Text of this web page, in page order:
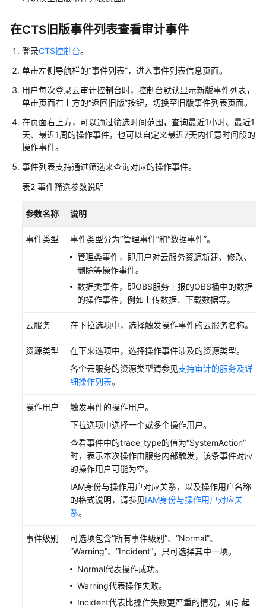
帮
助
多
文
档
通
用
参
责
任
共
担
级
议
皮
系
在CTS旧版事件列表查看审计事件
登录CTS控制台。
单击左侧导航栏的“事件列表”，进入事件列表信息页面。
用户每次登录云审计控制台时，控制台默认显示新版事件列表，
单击页面右上方的“返回旧版”按钮，切换至旧版事件列表页面。
在页面右上方，可以通过筛选时间范围，查询最近1小时、最近1
天、最近1周的操作事件，也可以自定义最近7天内任意时间段的
操作事件。
事件列表支持通过筛选来查询对应的操作事件。
表2 事件筛选参数说明
参数名称 说明
事件类型
事件类型分为“管理事件”和“数据事件”。
管理类事件，即用户对云服务资源新建、修改、
删除等操作事件。
数据类事件，即OBS服务上报的OBS桶中的数据
的操作事件，例如上传数据、下载数据等。
云服务 在下拉选项中，选择触发操作事件的云服务名称。
资源类型
在下来选项中，选择操作事件涉及的资源类型。
各个云服务的资源类型请参见支持审计的服务及详
细操作列表。
操作用户
触发事件的操作用户。
下拉选项中选择一个或多个操作用户。
查看事件中的trace_type的值为“SystemAction”
时，表示本次操作由服务内部触发，该条事件对应
的操作用户可能为空。
IAM身份与操作用户对应关系，以及操作用户名称
的格式说明，请参见IAM身份与操作用户对应关
系。
事件级别
可选项包含“所有事件级别”、“Normal”、
“Warning”、“Incident”，只可选择其中一项。
Normal代表操作成功。
Warning代表操作失败。
Incident代表比操作失败更严重的情况，如引起